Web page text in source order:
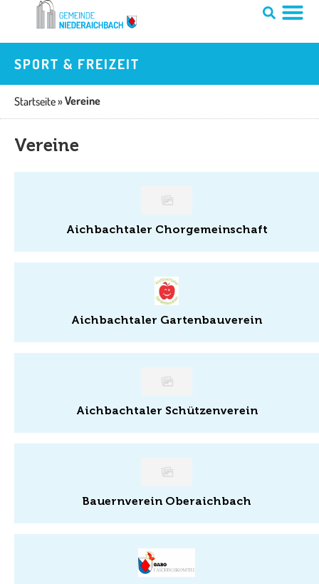
springen
SPORT & FREIZEIT
Startseite»Vereine
Vereine
Aich­bach­ta­ler Chor­ge­mein­schaft
Aich­bach­ta­ler Gar­ten­bau­ver­ein
Aichbachtaler Schützenverein
Bauernverein Oberaichbach